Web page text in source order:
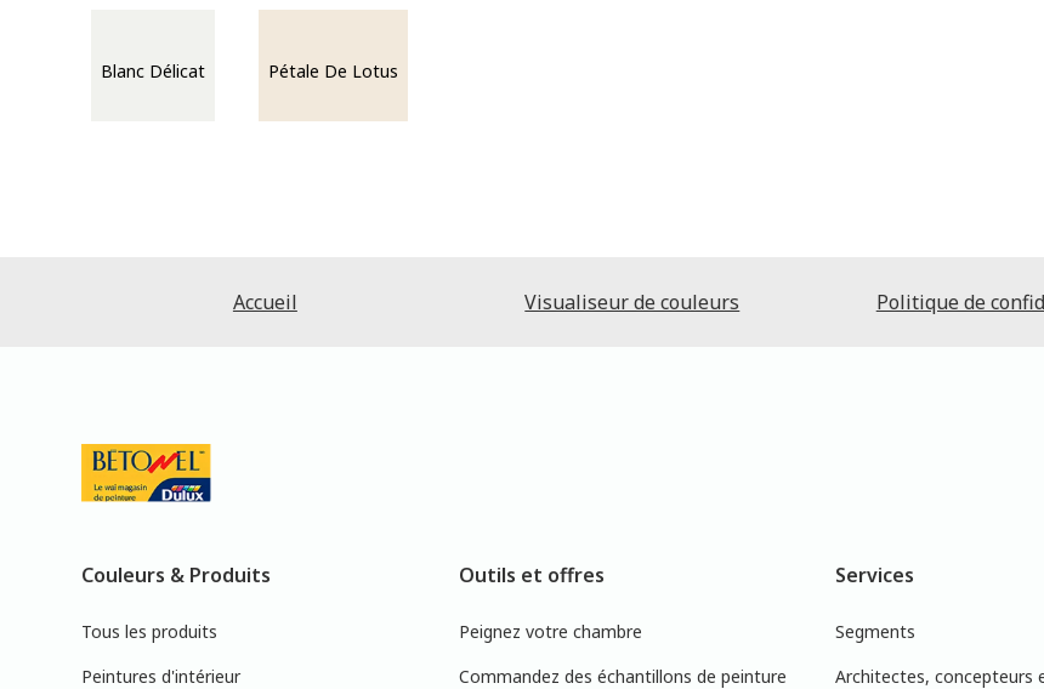
Blanc Délicat Pétale De Lotus
Accueil Visualiseur de couleurs Politique de
Couleurs & Produits
Tous les produits
Peintures d'intérieur
Outils et offres
Peignez votre chambre
Commandez des échantillons de peinture
Services
Segments
Architectes, concepteurs